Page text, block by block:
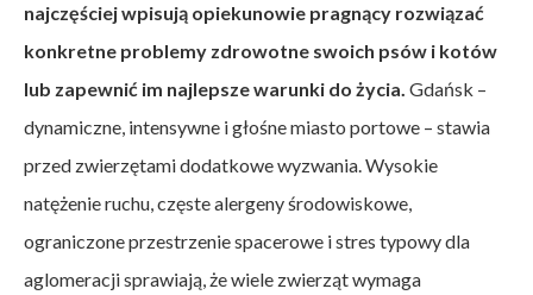
najczęściej wpisują opiekunowie pragnący rozwiązać
konkretne problemy zdrowotne swoich psów i kotów
lub zapewnić im najlepsze warunki do życia. Gdańsk –
dynamiczne, intensywne i głośne miasto portowe – stawia
przed zwierzętami dodatkowe wyzwania. Wysokie
natężenie ruchu, częste alergeny środowiskowe,
ograniczone przestrzenie spacerowe i stres typowy dla
aglomeracji sprawiają, że wiele zwierząt wymaga